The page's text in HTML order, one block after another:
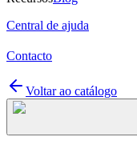
Central de ajuda
Contacto
Voltar ao catálogo